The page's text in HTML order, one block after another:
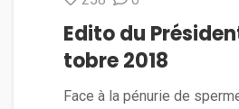
Edito du
tobre 2018
Face à la pénurie de